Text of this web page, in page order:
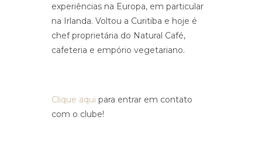
experiências na Europa, em particular
na Irlanda. Voltou a Curitiba e hoje é
chef proprietária do Natural Café,
cafeteria e empório vegetariano.
Clique aqui para entrar em contato
com o clube!